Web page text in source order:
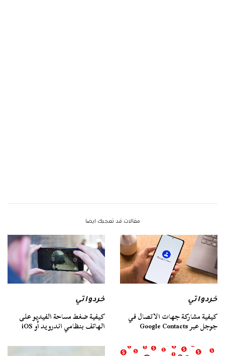
مقالات قد تعجبك ايضا
خردواتي
كيفية مشاركة جهات الاتصال في
جوجل عبر Google Contacts
خردواتي
كيفية ضغط مساحة الفيديو على
الهاتف بنظامي اندرويد أو iOS